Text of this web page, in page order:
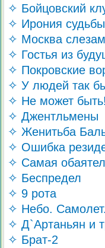
✧ Бойцовский
✧ Ирония
✧ Москва
✧ Гостья из
✧ Покровские
✧ У людей так
✧ Не может быть!
✧ Джентльмены
✧ Женитьба
✧ Ошибка
✧ Самая
✧ Беспредел
✧ 9 рота
✧ Небо.
✧ Д`Артаньян и
✧ Брат-2